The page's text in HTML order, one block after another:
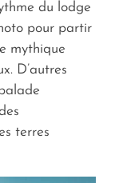
du lodge
pour partir
mythique
D’autres
terres